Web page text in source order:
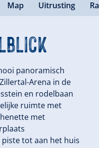
Map Uitrusting
panoramisch
Arena in de
en rodelbaan
ruimte met
met
tot aan het huis